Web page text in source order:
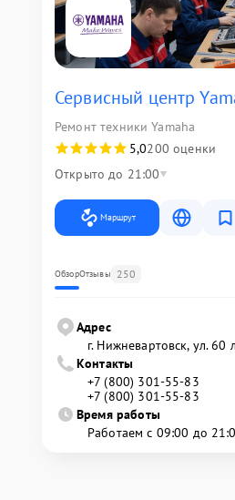
Сервисный центр
Ремонт техники Yamaha
5,0200 оценки
Открыто до 21:00
Маршрут
ОбзорОтзывы 250
Адрес
г. Нижневартовск, ул. 60
Контакты
+7 (800) 301-55-83
+7 (800) 301-55-83
Время работы
Работаем с 09:00 до